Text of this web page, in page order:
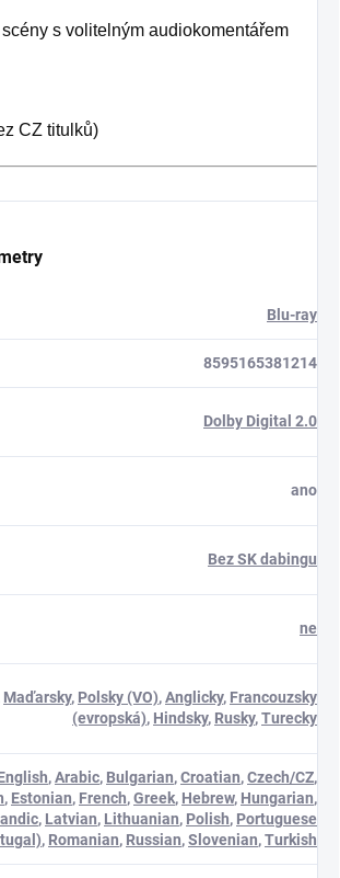
s volitelným audiokomentářem
CZ titulků)
Blu-ray
8595165381214
Dolby Digital 2.0
ano
Bez SK dabingu
ne
Maďarsky, Polsky (VO),Anglicky, Francouzsky
(evropská), Hindsky, Rusky,Turecky
,Arabic, Bulgarian,Croatian,Czech/CZ,
, Estonian, French,Greek, Hebrew, Hungarian,
, Latvian, Lithuanian, Polish, Portuguese
, Romanian, Russian,Slovenian,Turkish